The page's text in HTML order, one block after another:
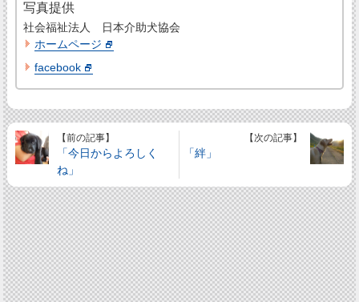
写真提供
社会福祉法人 日本介助犬協会
ホームページ
facebook
【前の記事】
「今日からよろしく
ね」
【次の記事】
「絆」